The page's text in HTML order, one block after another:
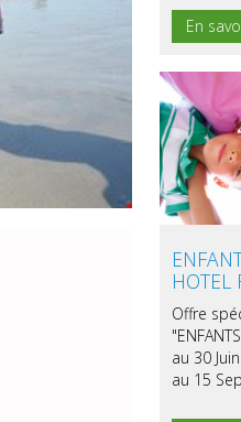
En
HOTEL
Offre
au 30
au 15